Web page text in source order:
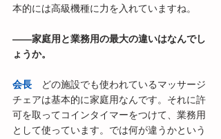
本的には高級機種に力を入れていますね。
――家庭用と業務用の最大の違いはなんでし
ょうか。
会長 どの施設でも使われているマッサージ
チェアは基本的に家庭用なんです。それに許
可を取ってコインタイマーをつけて、業務用
として使っています。では何が違うかという